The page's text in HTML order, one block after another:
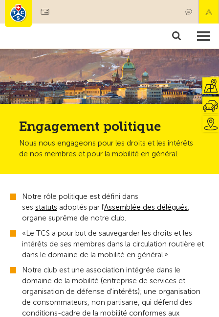
Membres & prestations
Tests, sécurité & santé
Engagement politique
Nous nous engageons pour les droits et les intérêts
de nos membres et pour la mobilité en général.
Notre rôle politique est défini dans
ses statuts adoptés par l'Assemblée des délégués,
organe suprême de notre club.
«Le TCS a pour but de sauvegarder les droits et les
intérêts de ses membres dans la circulation routière et
dans le domaine de la mobilité en général.»
Notre club est une association intégrée dans le
domaine de la mobilité (entreprise de services et
organisation de défense d'intérêts); une organisation
de consommateurs, non partisane, qui défend des
conditions-cadre de la mobilité conformes aux